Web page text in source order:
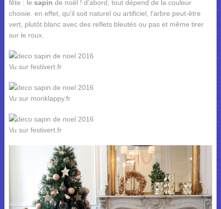
fête : le sapin de noël ! d'abord, tout dépend de la couleur
choisie. en effet, qu'il soit naturel ou artificiel, l'arbre peut-être
vert, plutôt blanc avec des reflets bleutés ou pas et même tirer
sur le roux.
Vu sur festivert.fr
Vu sur monklappy.fr
Vu sur festivert.fr